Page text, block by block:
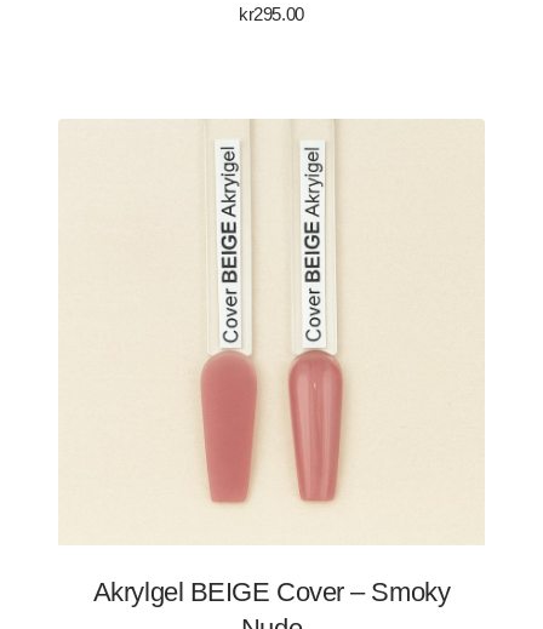
kr295.00
Akrylgel BEIGE Cover – Smoky